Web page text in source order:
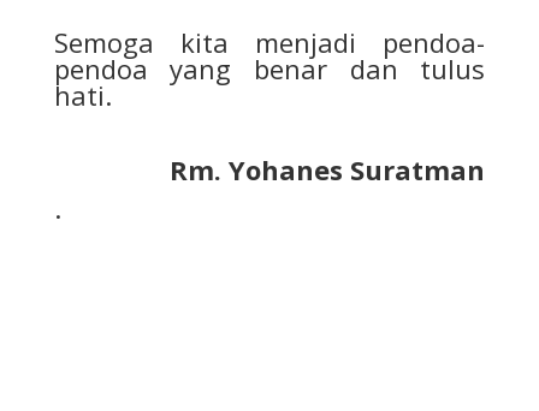
Semoga kita menjadi pendoa-
pendoa yang benar dan tulus
hati.
Rm. Yohanes Suratman
.